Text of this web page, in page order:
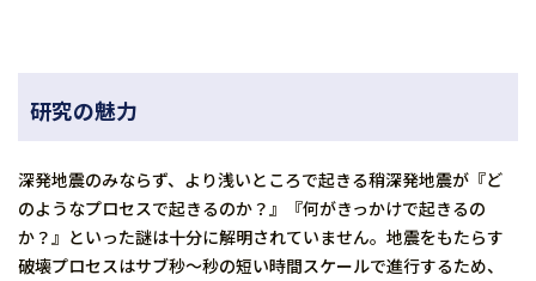
研究の魅力
深発地震のみならず、より浅いところで起きる稍深発地震が『ど
のようなプロセスで起きるのか？』『何がきっかけで起きるの
か？』といった謎は十分に解明されていません。地震をもたらす
破壊プロセスはサブ秒～秒の短い時間スケールで進行するため、